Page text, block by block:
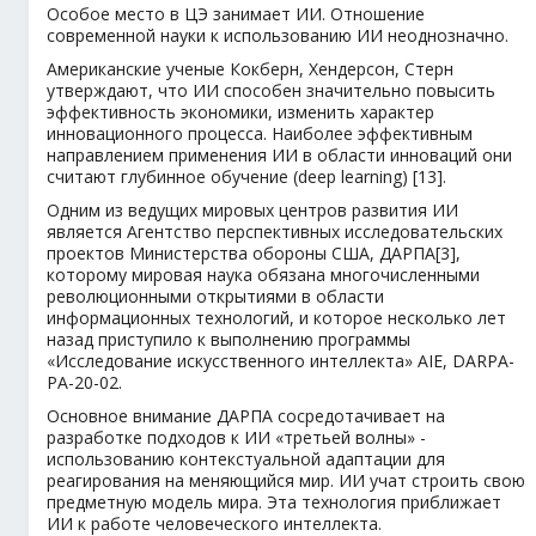
Особое место в ЦЭ занимает ИИ. Отношение
современной науки к использованию ИИ неоднозначно.
Американские ученые Кокберн, Хендерсон, Стерн
утверждают, что ИИ способен значительно повысить
эффективность экономики, изменить характер
инновационного процесса. Наиболее эффективным
направлением применения ИИ в области инноваций они
считают глубинное обучение (deep learning) [13].
Одним из ведущих мировых центров развития ИИ
является Агентство перспективных исследовательских
проектов Министерства обороны США, ДАРПА[3],
которому мировая наука обязана многочисленными
революционными открытиями в области
информационных технологий, и которое несколько лет
назад приступило к выполнению программы
«Исследование искусственного интеллекта» AIE, DARPA-
PA-20-02.
Основное внимание ДАРПА сосредотачивает на
разработке подходов к ИИ «третьей волны» -
использованию контекстуальной адаптации для
реагирования на меняющийся мир. ИИ учат строить свою
предметную модель мира. Эта технология приближает
ИИ к работе человеческого интеллекта.